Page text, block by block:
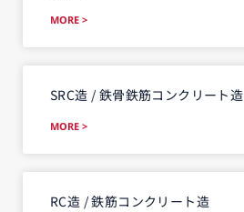
MORE >
SRC造 / 鉄骨鉄筋コンクリート造
MORE >
RC造 / 鉄筋コンクリート造